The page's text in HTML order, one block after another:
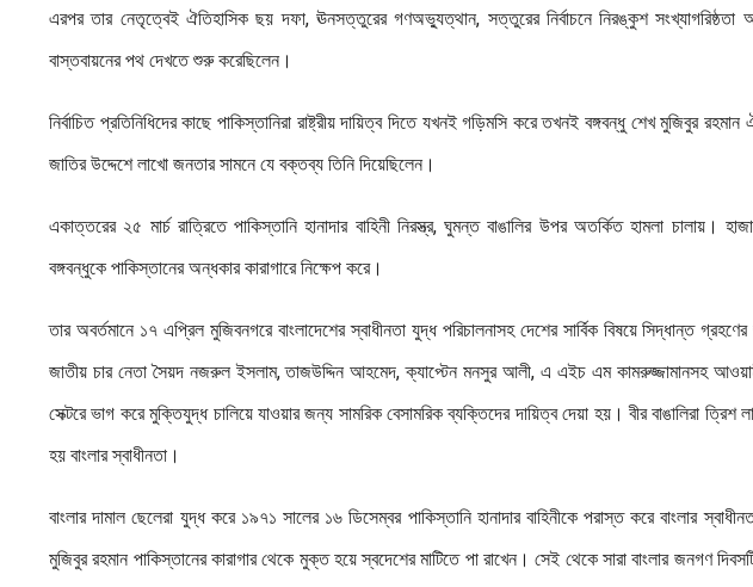
এরপর তার নেতৃত্বেই ঐতিহাসিক ছয় দফা, ঊনসত্তুরের গণঅভ্যুত্থান, সত্তুরের নির্বাচনে নিরঙ্কুশ সংখ্যাগরিষ্ঠতা
বাস্তবায়নের পথ দেখতে শুরু করেছিলেন।
নির্বাচিত প্রতিনিধিদের কাছে পাকিস্তানিরা রাষ্ট্রীয় দায়িত্ব দিতে যখনই গড়িমসি করে তখনই বঙ্গবন্ধু শেখ মুজিবুর রহমান
জাতির উদ্দেশে লাখো জনতার সামনে যে বক্তব্য তিনি দিয়েছিলেন।
একাত্তরের ২৫ মার্চ রাত্রিতে পাকিস্তানি হানাদার বাহিনী নিরস্ত্র, ঘুমন্ত বাঙালির উপর অতর্কিত হামলা চালায়।
বঙ্গবন্ধুকে পাকিস্তানের অন্ধকার কারাগারে নিক্ষেপ করে।
তার অবর্তমানে ১৭ এপ্রিল মুজিবনগরে বাংলাদেশের স্বাধীনতা যুদ্ধ পরিচালনাসহ দেশের সার্বিক বিষয়ে সিদ্ধান্ত
জাতীয় চার নেতা সৈয়দ নজরুল ইসলাম, তাজউদ্দিন আহমেদ, ক্যাপ্টেন মনসুর আলী, এ এইচ এম কামরুজ্জামানসহ আওয়ামী
সেক্টরে ভাগ করে মুক্তিযুদ্ধ চালিয়ে যাওয়ার জন্য সামরিক বেসামরিক ব্যক্তিদের দায়িত্ব দেয়া হয়। বীর বাঙালিরা ত্রিশ
হয় বাংলার স্বাধীনতা।
বাংলার দামাল ছেলেরা যুদ্ধ করে ১৯৭১ সালের ১৬ ডিসেম্বর পাকিস্তানি হানাদার বাহিনীকে পরাস্ত করে বাংলার
মুজিবুর রহমান পাকিস্তানের কারাগার থেকে মুক্ত হয়ে স্বদেশের মাটিতে পা রাখেন। সেই থেকে সারা বাংলার জনগণ